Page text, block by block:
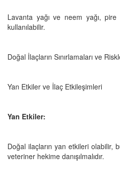
Lavanta yağı ve neem yağı,
kullanılabilir.
Doğal İlaçların Sınırlamaları ve
Yan Etkiler ve İlaç Etkileşimleri
Yan Etkiler:
Doğal ilaçların yan etkileri olabilir,
veteriner hekime danışılmalıdır.